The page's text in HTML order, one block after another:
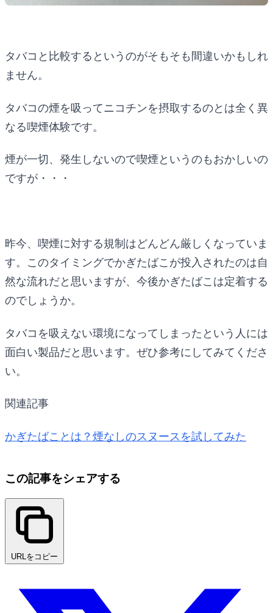
タバコと比較するというのがそもそも間違いかもしれ
ません。
タバコの煙を吸ってニコチンを摂取するのとは全く異
なる喫煙体験です。
煙が一切、発生しないので喫煙というのもおかしいの
ですが・・・
昨今、喫煙に対する規制はどんどん厳しくなっていま
す。このタイミングでかぎたばこが投入されたのは自
然な流れだと思いますが、今後かぎたばこは定着する
のでしょうか。
タバコを吸えない環境になってしまったという人には
面白い製品だと思います。ぜひ参考にしてみてくださ
い。
関連記事
かぎたばことは？煙なしのスヌースを試してみた
この記事をシェアする
URLをコピー